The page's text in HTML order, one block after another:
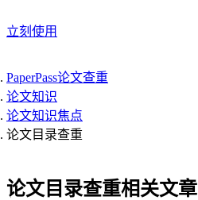
立刻使用
PaperPass论文查重
论文知识
论文知识焦点
论文目录查重
论文目录查重相关文章